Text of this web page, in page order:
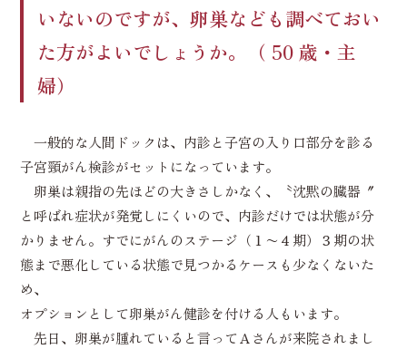
いないのですが、卵巣なども調べておい
た方がよいでしょうか。（ 50 歳・主
婦）
一般的な人間ドックは、内診と子宮の入り口部分を診る
子宮頸がん検診がセットになっています。
卵巣は親指の先ほどの大きさしかなく、〝沈黙の臓器〞
と呼ばれ症状が発覚しにくいので、内診だけでは状態が分
かりません。すでにがんのステージ（１〜４期）３期の状
態まで悪化している状態で見つかるケースも少なくないた
め、
オプションとして卵巣がん健診を付ける人もいます。
先日、卵巣が腫れていると言ってＡさんが来院されまし